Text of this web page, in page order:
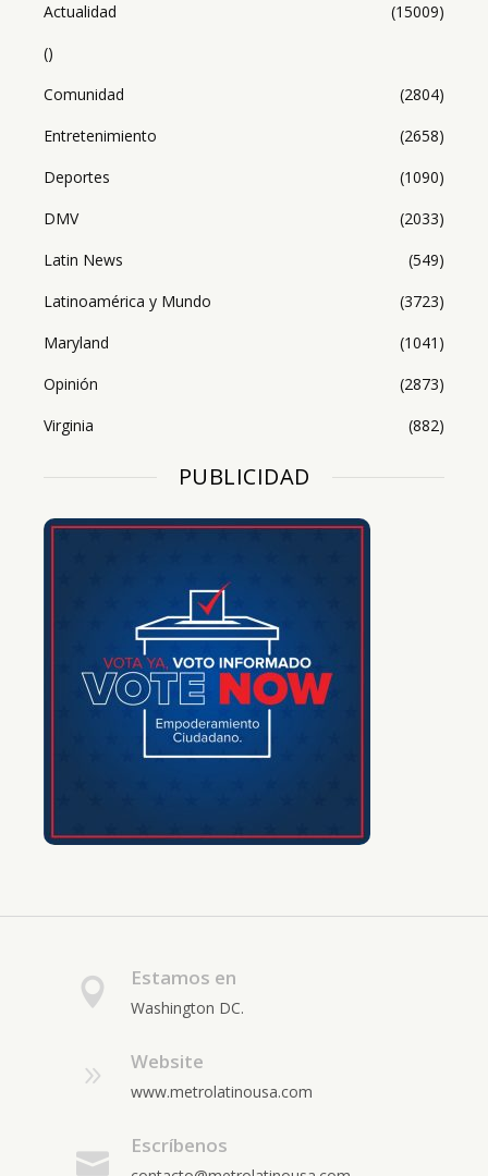
Actualidad
(15009)
()
Comunidad
(2804)
Entretenimiento
(2658)
Deportes
(1090)
DMV
(2033)
Latin News
(549)
Latinoamérica y Mundo
(3723)
Maryland
(1041)
Opinión
(2873)
Virginia
(882)
PUBLICIDAD
Estamos en
Washington DC.
Website
www.metrolatinousa.com
Escríbenos